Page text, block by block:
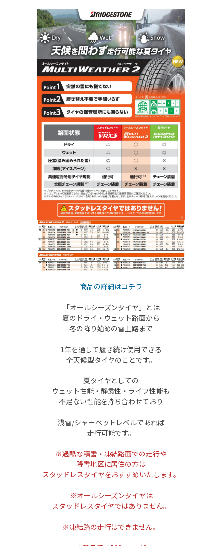
商品の詳細はコチラ
「オールシーズンタイヤ」とは
夏のドライ・ウェット路面から
冬の降り始めの雪上路まで
1年を通して履き続け使用できる
全天候型タイヤのことです。
夏タイヤとしての
ウェット性能・静粛性・ライフ性能も
不足ない性能を持ち合わせており
浅雪/シャーベット レベルであれば
走行可能です。
※過酷な積雪・凍結路面での走行や
降雪地区に居住の方は
スタッドレスタイヤをおすすめいたします。
※オールシーズンタイヤは
スタッドレスタイヤではありません。
※凍結路の走行はできません。